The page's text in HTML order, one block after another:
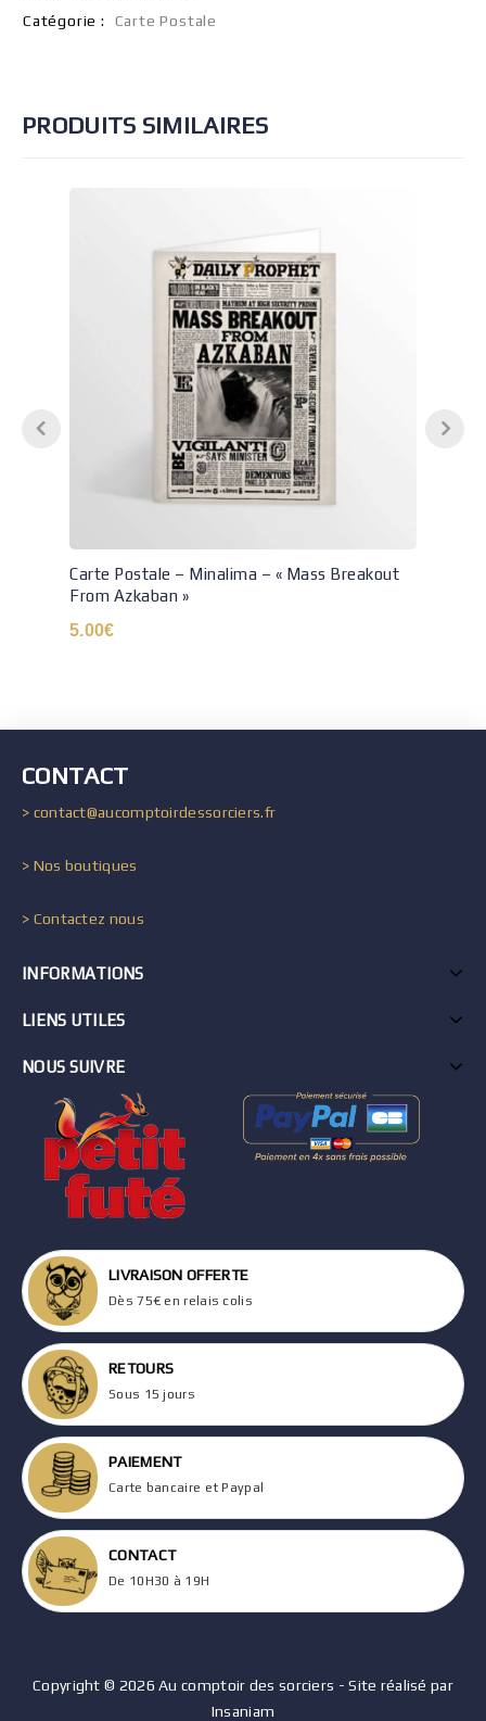
Catégorie :
Carte Postale
PRODUITS SIMILAIRES
Carte Postale – Minalima – « Mass Breakout
From Azkaban »
5.00€
CONTACT
> contact@aucomptoirdessorciers.fr
> Nos boutiques
> Contactez nous
INFORMATIONS
LIENS UTILES
NOUS SUIVRE
LIVRAISON OFFERTE
Dès 75€ en relais colis
RETOURS
Sous 15 jours
PAIEMENT
Carte bancaire et Paypal
CONTACT
De 10H30 à 19H
Copyright © 2026 Au comptoir des sorciers - Site réalisé par
Insaniam